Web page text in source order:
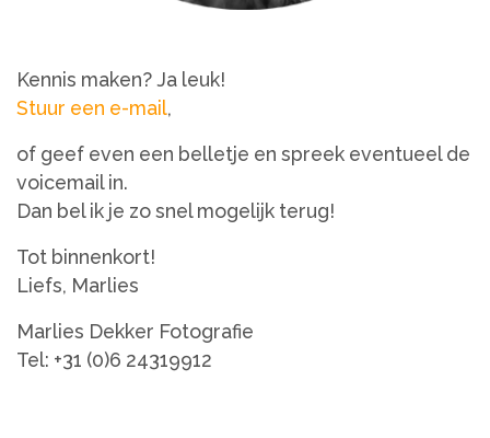
Kennis maken? Ja leuk!
Stuur een e-mail,
of geef even een belletje en spreek eventueel de
voicemail in.
Dan bel ik je zo snel mogelijk terug!
Tot binnenkort!
Liefs, Marlies
Marlies Dekker Fotografie
Tel: +31 (0)6 24319912